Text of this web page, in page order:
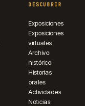
DESCUBRIR
Exposiciones
Exposiciones
virtuales
Archivo
histórico
Historias
orales
Actividades
Noticias